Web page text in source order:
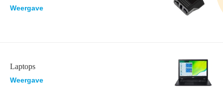
Weergave
Laptops
Weergave